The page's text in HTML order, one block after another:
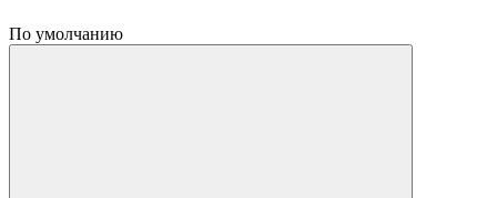
По умолчанию